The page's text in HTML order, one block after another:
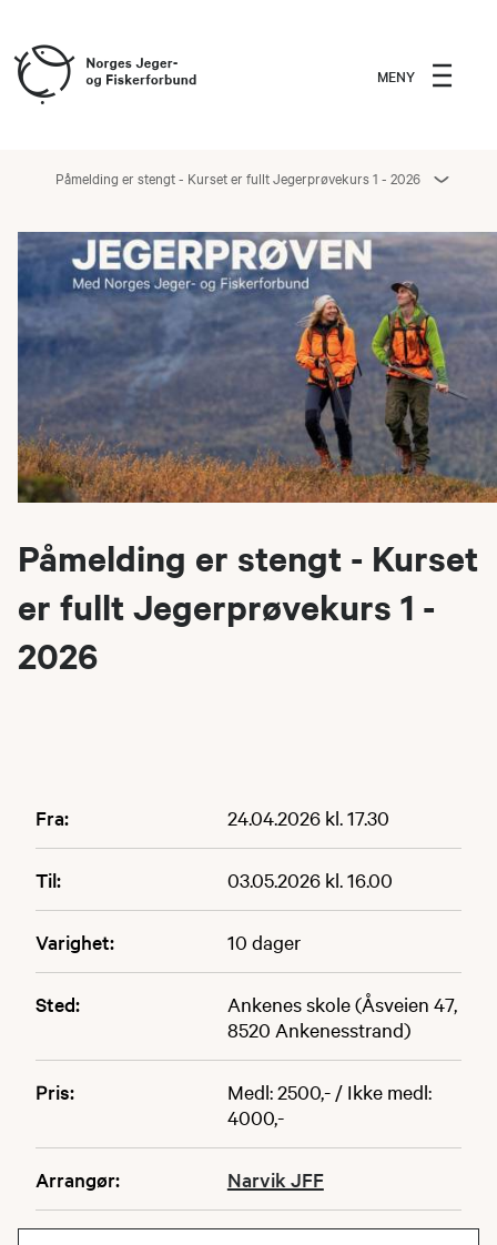
MENY
Påmelding er stengt - Kurset er fullt Jegerprøvekurs 1 - 2026
Påmelding er stengt - Kurset
er fullt Jegerprøvekurs 1 -
2026
Fra: 24.04.2026 kl. 17.30
Til: 03.05.2026 kl. 16.00
Varighet: 10 dager
Sted:
Ankenes skole (Åsveien 47,
8520 Ankenesstrand)
Pris:
Medl: 2500,- / Ikke medl:
4000,-
Arrangør: Narvik JFF